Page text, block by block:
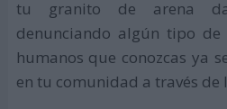
tu granito de arena
denunciando algún tipo de
humanos que conozcas ya
en tu comunidad a través de